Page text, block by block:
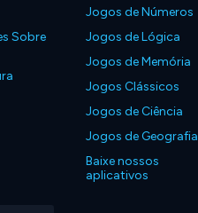
Sobre
Jogos de Números
Jogos de Lógica
Jogos de Memória
Jogos Clássicos
Jogos de Ciência
Jogos de Geografia
Baixe nossos
aplicativos